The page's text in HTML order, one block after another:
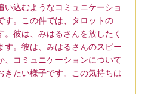
い込むようなコミュニケーショ
す。この件では、タロットの
。彼は、みはるさんを放したく
す。彼は、みはるさんのスピー
、コミュニケーションについて
きたい様子です。この気持ちは